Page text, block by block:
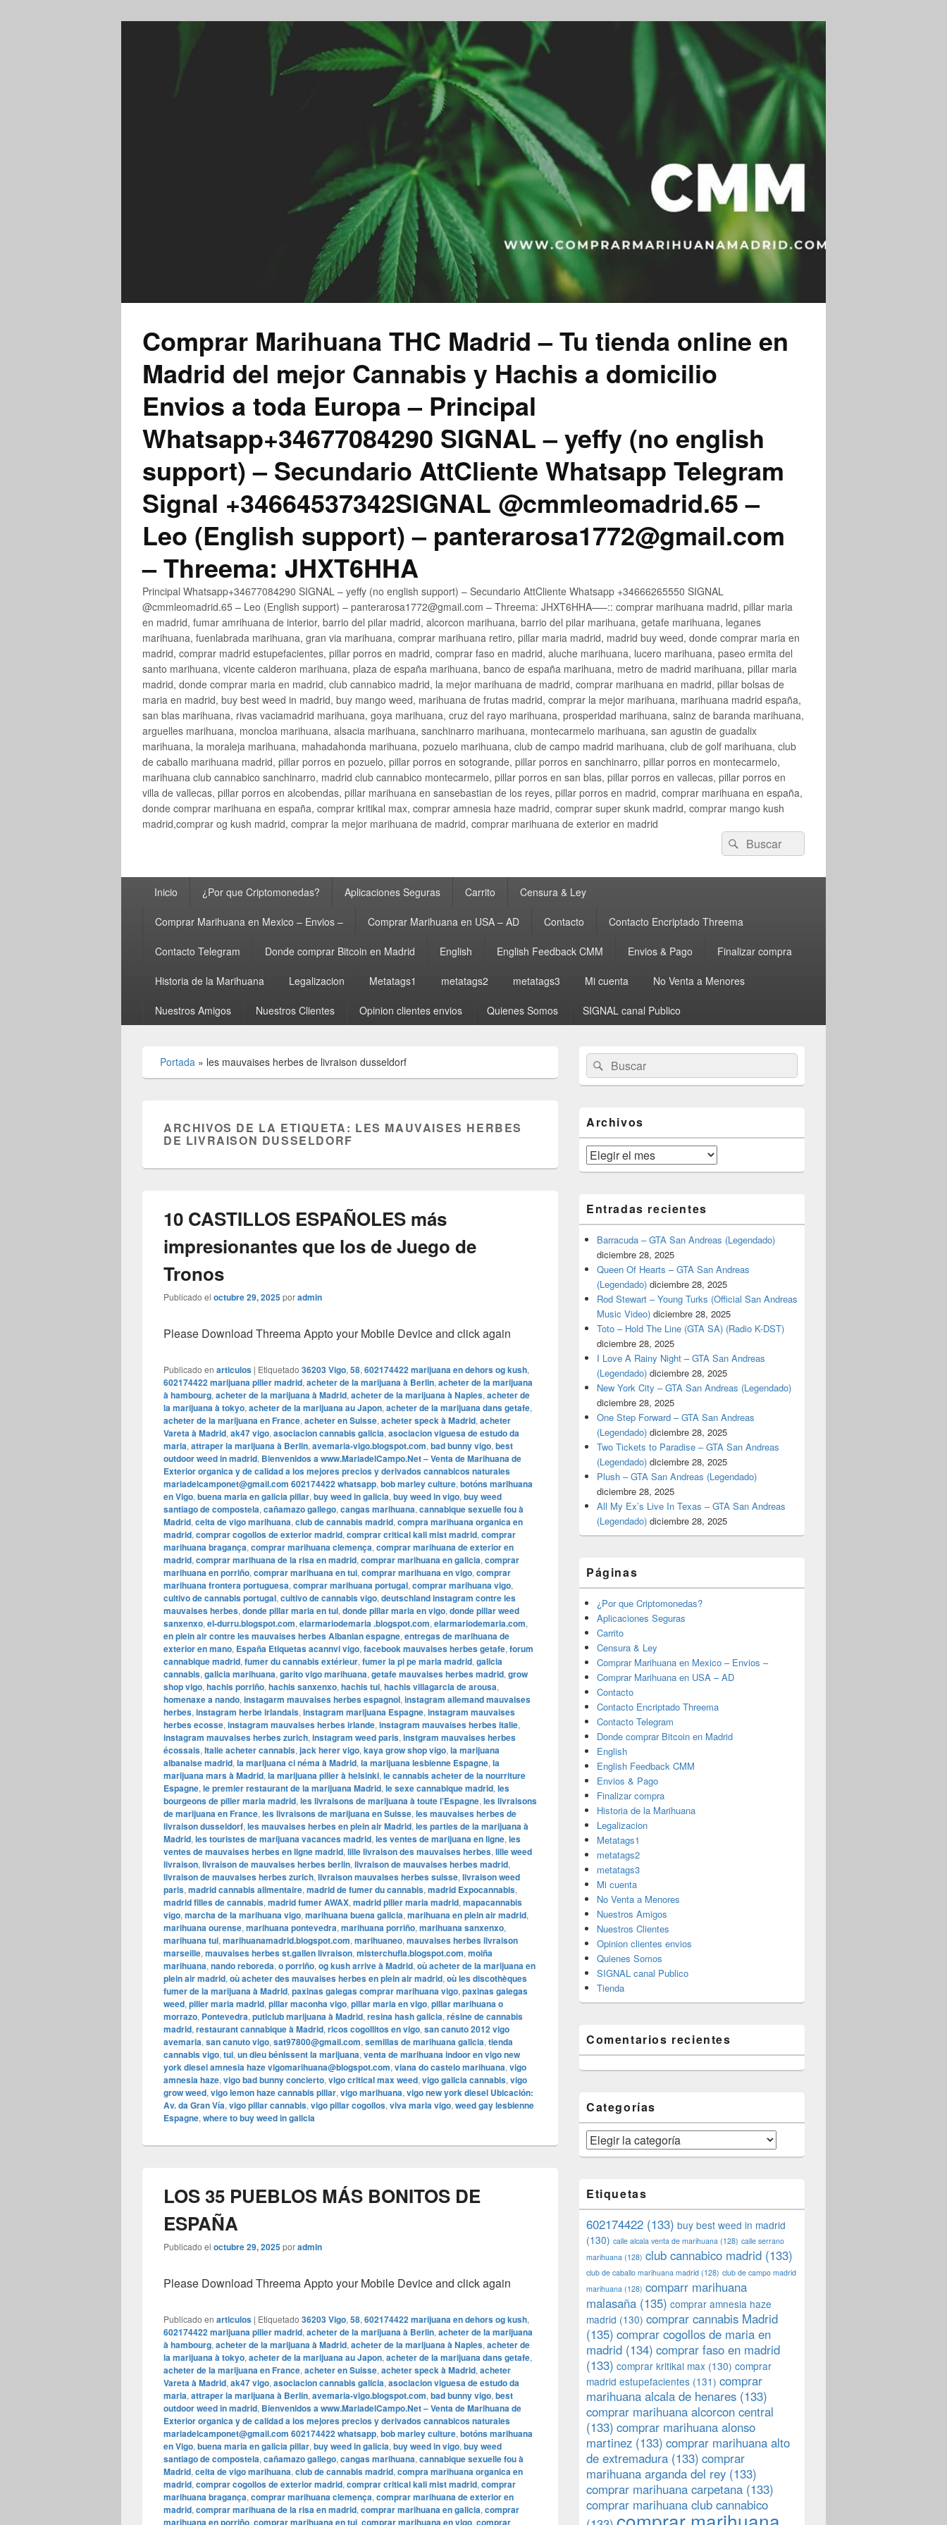
Comprar Marihuana THC Madrid – Tu tienda online en
Madrid del mejor Cannabis y Hachis a domicilio
Envios a toda Europa – Principal
Whatsapp+34677084290 SIGNAL – yeffy (no english
support) – Secundario AttCliente Whatsapp Telegram
Signal +34664537342SIGNAL @cmmleomadrid.65 –
Leo (English support) – panterarosa1772@gmail.com
– Threema: JHXT6HHA
Principal Whatsapp+34677084290 SIGNAL – yeffy (no english support) – Secundario AttCliente Whatsapp +34666265550 SIGNAL
@cmmleomadrid.65 – Leo (English support) – panterarosa1772@gmail.com – Threema: JHXT6HHA—–:: comprar marihuana madrid, pillar maria
en madrid, fumar amrihuana de interior, barrio del pilar madrid, alcorcon marihuana, barrio del pilar marihuana, getafe marihuana, leganes
marihuana, fuenlabrada marihuana, gran via marihuana, comprar marihuana retiro, pillar maria madrid, madrid buy weed, donde comprar maria en
madrid, comprar madrid estupefacientes, pillar porros en madrid, comprar faso en madrid, aluche marihuana, lucero marihuana, paseo ermita del
santo marihuana, vicente calderon marihuana, plaza de españa marihuana, banco de españa marihuana, metro de madrid marihuana, pillar maria
madrid, donde comprar maria en madrid, club cannabico madrid, la mejor marihuana de madrid, comprar marihuana en madrid, pillar bolsas de
maria en madrid, buy best weed in madrid, buy mango weed, marihuana de frutas madrid, comprar la mejor marihuana, marihuana madrid españa,
san blas marihuana, rivas vaciamadrid marihuana, goya marihuana, cruz del rayo marihuana, prosperidad marihuana, sainz de baranda marihuana,
arguelles marihuana, moncloa marihuana, alsacia marihuana, sanchinarro marihuana, montecarmelo marihuana, san agustin de guadalix
marihuana, la moraleja marihuana, mahadahonda marihuana, pozuelo marihuana, club de campo madrid marihuana, club de golf marihuana, club
de caballo marihuana madrid, pillar porros en pozuelo, pillar porros en sotogrande, pillar porros en sanchinarro, pillar porros en montecarmelo,
marihuana club cannabico sanchinarro, madrid club cannabico montecarmelo, pillar porros en san blas, pillar porros en vallecas, pillar porros en
villa de vallecas, pillar porros en alcobendas, pillar marihuana en sansebastian de los reyes, pillar porros en madrid, comprar marihuana en españa,
donde comprar marihuana en españa, comprar kritikal max, comprar amnesia haze madrid, comprar super skunk madrid, comprar mango kush
madrid,comprar og kush madrid, comprar la mejor marihuana de madrid, comprar marihuana de exterior en madrid
Buscar
por:
Buscar
principalInicio ¿Por que Criptomonedas? Aplicaciones Seguras Carrito Censura & Ley
Comprar Marihuana en Mexico – Envios – Comprar Marihuana en USA – AD Contacto Contacto Encriptado Threema
Contacto Telegram Donde comprar Bitcoin en Madrid English English Feedback CMM Envios & Pago Finalizar compra
Historia de la Marihuana Legalizacion Metatags1 metatags2 metatags3 Mi cuenta No Venta a Menores
Nuestros Amigos Nuestros Clientes Opinion clientes envios Quienes Somos SIGNAL canal Publico
Portada » les mauvaises herbes de livraison dusseldorf
ARCHIVOS DE LA ETIQUETA: LES MAUVAISES HERBES
DE LIVRAISON DUSSELDORF
10 CASTILLOS ESPAÑOLES más
impresionantes que los de Juego de
Tronos
Publicado el octubre 29, 2025poradmin
Please Download Threema Appto your Mobile Device and click again
Publicado en articulos | Etiquetado 36203 Vigo, 58, 602174422 marijuana en dehors og kush,
602174422 marijuana pilier madrid, acheter de la marijuana à Berlin, acheter de la marijuana
à hambourg, acheter de la marijuana à Madrid, acheter de la marijuana à Naples, acheter de
la marijuana à tokyo, acheter de la marijuana au Japon, acheter de la marijuana dans getafe,
acheter de la marijuana en France, acheter en Suisse, acheter speck à Madrid, acheter
Vareta à Madrid, ak47 vigo, asociacion cannabis galicia, asociacion viguesa de estudo da
maria, attraper la marijuana à Berlin, avemaria-vigo.blogspot.com, bad bunny vigo, best
outdoor weed in madrid, Bienvenidos a www.MariadelCampo.Net – Venta de Marihuana de
Exterior organica y de calidad a los mejores precios y derivados cannabicos naturales
mariadelcamponet@gmail.com 602174422 whatsapp, bob marley culture, botóns marihuana
en Vigo, buena maria en galicia pillar, buy weed in galicia, buy weed in vigo, buy weed
santiago de compostela, cañamazo gallego, cangas marihuana, cannabique sexuelle fou à
Madrid, celta de vigo marihuana, club de cannabis madrid, compra marihuana organica en
madrid, comprar cogollos de exterior madrid, comprar critical kali mist madrid, comprar
marihuana bragança, comprar marihuana clemença, comprar marihuana de exterior en
madrid, comprar marihuana de la risa en madrid, comprar marihuana en galicia, comprar
marihuana en porriño, comprar marihuana en tui, comprar marihuana en vigo, comprar
marihuana frontera portuguesa, comprar marihuana portugal, comprar marihuana vigo,
cultivo de cannabis portugal, cultivo de cannabis vigo, deutschland instagram contre les
mauvaises herbes, donde pillar maria en tui, donde pillar maria en vigo, donde pillar weed
sanxenxo, el-durru.blogspot.com, elarmariodemaria .blogspot.com, elarmariodemaria.com,
en plein air contre les mauvaises herbes Albanian espagne, entregas de marihuana de
exterior en mano, España Etiquetas acannvi vigo, facebook mauvaises herbes getafe, forum
cannabique madrid, fumer du cannabis extérieur, fumer la pi pe maria madrid, galicia
cannabis, galicia marihuana, garito vigo marihuana, getafe mauvaises herbes madrid, grow
shop vigo, hachis porriño, hachis sanxenxo, hachis tui, hachis villagarcia de arousa,
homenaxe a nando, instagarm mauvaises herbes espagnol, instagram allemand mauvaises
herbes, instagram herbe irlandais, instagram marijuana Espagne, instagram mauvaises
herbes ecosse, instagram mauvaises herbes irlande, instagram mauvaises herbes italie,
instagram mauvaises herbes zurich, instagram weed paris, instgram mauvaises herbes
écossais, Italie acheter cannabis, jack herer vigo, kaya grow shop vigo, la marijuana
albanaise madrid, la marijuana ci néma à Madrid, la marijuana lesbienne Espagne, la
marijuana mars à Madrid, la marijuana pilier à helsinki, le cannabis acheter de la nourriture
Espagne, le premier restaurant de la marijuana Madrid, le sexe cannabique madrid, les
bourgeons de pilier maria madrid, les livraisons de marijuana à toute l’Espagne, les livraisons
de marijuana en France, les livraisons de marijuana en Suisse, les mauvaises herbes de
livraison dusseldorf, les mauvaises herbes en plein air Madrid, les parties de la marijuana à
Madrid, les touristes de marijuana vacances madrid, les ventes de marijuana en ligne, les
ventes de mauvaises herbes en ligne madrid, lille livraison des mauvaises herbes, lille weed
livraison, livraison de mauvaises herbes berlin, livraison de mauvaises herbes madrid,
livraison de mauvaises herbes zurich, livraison mauvaises herbes suisse, livraison weed
paris, madrid cannabis alimentaire, madrid de fumer du cannabis, madrid Expocannabis,
madrid filles de cannabis, madrid fumer AWAX, madrid pilier maria madrid, mapacannabis
vigo, marcha de la marihuana vigo, marihuana buena galicia, marihuana en plein air madrid,
marihuana ourense, marihuana pontevedra, marihuana porriño, marihuana sanxenxo,
marihuana tui, marihuanamadrid.blogspot.com, marihuaneo, mauvaises herbes livraison
marseille, mauvaises herbes st.gallen livraison, misterchufla.blogspot.com, moiña
marihuana, nando reboreda, o porriño, og kush arrive à Madrid, où acheter de la marijuana en
plein air madrid, où acheter des mauvaises herbes en plein air madrid, où les discothèques
fumer de la marijuana à Madrid, paxinas galegas comprar marihuana vigo, paxinas galegas
weed, pilier maria madrid, pillar maconha vigo, pillar maria en vigo, pillar marihuana o
morrazo, Pontevedra, puticlub marijuana à Madrid, resina hash galicia, résine de cannabis
madrid, restaurant cannabique à Madrid, ricos cogollitos en vigo, san canuto 2012 vigo
avemaria, san canuto vigo, sat97800@gmail.com, semillas de marihuana galicia, tienda
cannabis vigo, tui, un dieu bénissent la marijuana, venta de marihuana indoor en vigo new
york diesel amnesia haze vigomarihuana@blogspot.com, viana do castelo marihuana, vigo
amnesia haze, vigo bad bunny concierto, vigo critical max weed, vigo galicia cannabis, vigo
grow weed, vigo lemon haze cannabis pillar, vigo marihuana, vigo new york diesel Ubicación:
Av. da Gran Vía, vigo pillar cannabis, vigo pillar cogollos, viva maria vigo, weed gay lesbienne
Espagne, where to buy weed in galicia
LOS 35 PUEBLOS MÁS BONITOS DE
ESPAÑA
Publicado el octubre 29, 2025poradmin
Please Download Threema Appto your Mobile Device and click again
Publicado en articulos | Etiquetado 36203 Vigo, 58, 602174422 marijuana en dehors og kush,
602174422 marijuana pilier madrid, acheter de la marijuana à Berlin, acheter de la marijuana
à hambourg, acheter de la marijuana à Madrid, acheter de la marijuana à Naples, acheter de
la marijuana à tokyo, acheter de la marijuana au Japon, acheter de la marijuana dans getafe,
acheter de la marijuana en France, acheter en Suisse, acheter speck à Madrid, acheter
Vareta à Madrid, ak47 vigo, asociacion cannabis galicia, asociacion viguesa de estudo da
maria, attraper la marijuana à Berlin, avemaria-vigo.blogspot.com, bad bunny vigo, best
outdoor weed in madrid, Bienvenidos a www.MariadelCampo.Net – Venta de Marihuana de
Exterior organica y de calidad a los mejores precios y derivados cannabicos naturales
mariadelcamponet@gmail.com 602174422 whatsapp, bob marley culture, botóns marihuana
en Vigo, buena maria en galicia pillar, buy weed in galicia, buy weed in vigo, buy weed
santiago de compostela, cañamazo gallego, cangas marihuana, cannabique sexuelle fou à
Madrid, celta de vigo marihuana, club de cannabis madrid, compra marihuana organica en
madrid, comprar cogollos de exterior madrid, comprar critical kali mist madrid, comprar
marihuana bragança, comprar marihuana clemença, comprar marihuana de exterior en
madrid, comprar marihuana de la risa en madrid, comprar marihuana en galicia, comprar
marihuana en porriño, comprar marihuana en tui, comprar marihuana en vigo, comprar
área
de
widget
lateral
primaria
Buscar
por:
Buscar
Archivos
Archivos
Entradas recientes
Barracuda – GTA San Andreas (Legendado)
diciembre 28, 2025
Queen Of Hearts – GTA San Andreas
(Legendado) diciembre 28, 2025
Rod Stewart – Young Turks (Official San Andreas
Music Video) diciembre 28, 2025
Toto – Hold The Line (GTA SA) (Radio K-DST)
diciembre 28, 2025
I Love A Rainy Night – GTA San Andreas
(Legendado) diciembre 28, 2025
New York City – GTA San Andreas (Legendado)
diciembre 28, 2025
One Step Forward – GTA San Andreas
(Legendado) diciembre 28, 2025
Two Tickets to Paradise – GTA San Andreas
(Legendado) diciembre 28, 2025
Plush – GTA San Andreas (Legendado)
diciembre 28, 2025
All My Ex’s Live In Texas – GTA San Andreas
(Legendado) diciembre 28, 2025
Páginas
¿Por que Criptomonedas?
Aplicaciones Seguras
Carrito
Censura & Ley
Comprar Marihuana en Mexico – Envios –
Comprar Marihuana en USA – AD
Contacto
Contacto Encriptado Threema
Contacto Telegram
Donde comprar Bitcoin en Madrid
English
English Feedback CMM
Envios & Pago
Finalizar compra
Historia de la Marihuana
Legalizacion
Metatags1
metatags2
metatags3
Mi cuenta
No Venta a Menores
Nuestros Amigos
Nuestros Clientes
Opinion clientes envios
Quienes Somos
SIGNAL canal Publico
Tienda
Comentarios recientes
Categorías
Categorías
Etiquetas
602174422 (133) buy best weed in madrid
(130) calle alcala venta de marihuana (128) calle serrano
marihuana (128) club cannabico madrid (133)
club de caballo marihuana madrid (128) club de campo madrid
marihuana (128) comparr marihuana
malasaña (135) comprar amnesia haze
madrid (130) comprar cannabis Madrid
(135) comprar cogollos de maria en
madrid (134) comprar faso en madrid
(133) comprar kritikal max (130) comprar
madrid estupefacientes (131) comprar
marihuana alcala de henares (133)
comprar marihuana alcorcon central
(133) comprar marihuana alonso
martinez (133) comprar marihuana alto
de extremadura (133) comprar
marihuana arganda del rey (133)
comprar marihuana carpetana (133)
comprar marihuana club cannabico